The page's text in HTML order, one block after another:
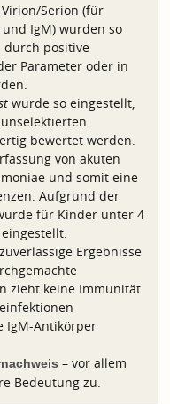
Serion (für
und IgM) wurden so
durch positive
Parameter oder in
wurde so eingestellt,
bewertet werden.
von akuten
und somit eine
Aufgrund der
für Kinder unter 4
Ergebnisse
zieht keine Immunität
IgM-Antikörper
– vor allem
Bedeutung zu.